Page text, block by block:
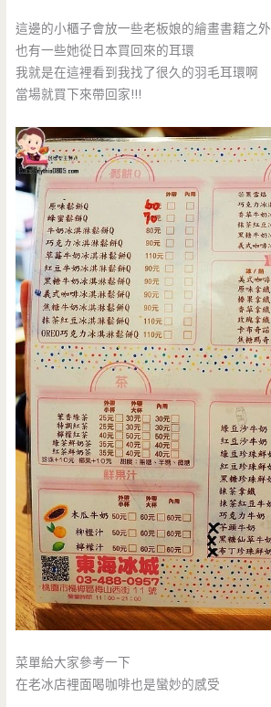
這邊的小櫃子會放一些老板娘的繪畫書籍之外
也有一些她從日本買回來的耳環
我就是在這裡看到我找了很久的羽毛耳環啊
當場就買下來帶回家!!!
菜單給大家參考一下
在老冰店裡面喝咖啡也是蠻妙的感受